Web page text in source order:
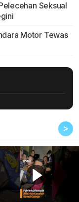
Seksual
Motor Tewas
>